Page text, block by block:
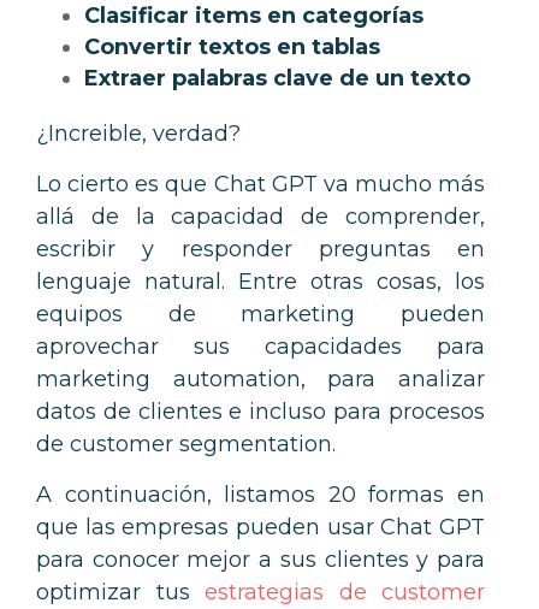
Clasificar items en categorías
Convertir textos en tablas
Extraer palabras clave de un texto
¿Increible, verdad?
Lo cierto es que Chat GPT va mucho más
allá de la capacidad de comprender,
escribir y responder preguntas en
lenguaje natural. Entre otras cosas, los
equipos de marketing pueden
aprovechar sus capacidades para
marketing automation, para analizar
datos de clientes e incluso para procesos
de customer segmentation.
A continuación, listamos 20 formas en
que las empresas pueden usar Chat GPT
para conocer mejor a sus clientes y para
optimizar tus estrategias de customer